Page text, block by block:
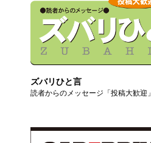
ズバリひと言
読者からのメッセージ「投稿大歓迎」